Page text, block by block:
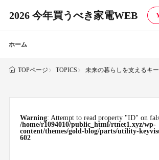
2026 今年買うべき家電WEB
ホーム
TOPページ TOPICS 未来の暮らしを支えるキ
Warning: Attempt to read property "ID" on
/home/r1094010/public_html/rtnet1.xyz/wp-
content/themes/gold-blog/parts/utility-
602